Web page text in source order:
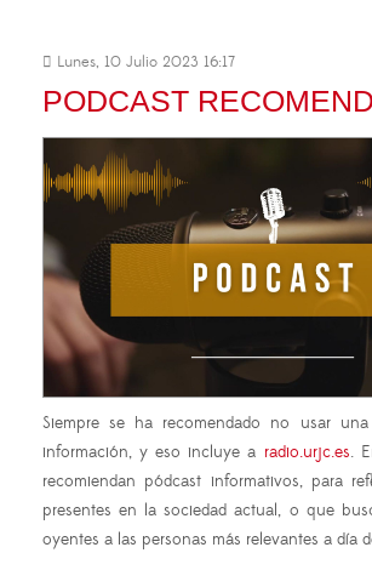
Lunes, 10 Julio 2023 16:17
PODCAST
Siempre se ha recomendado no usar
información, y eso incluye a radio.urjc.es.
recomiendan pódcast informativos, para
presentes en la sociedad actual, o que
oyentes a las personas más relevantes a día